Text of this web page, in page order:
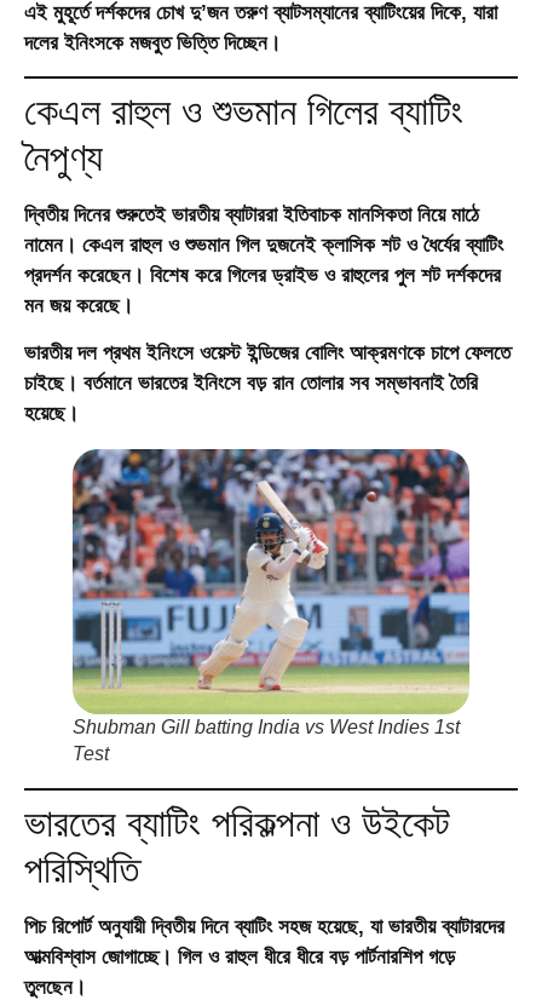
এই মুহূর্তে দর্শকদের চোখ দু’জন তরুণ ব্যাটসম্যানের ব্যাটিংয়ের দিকে, যারা
দলের ইনিংসকে মজবুত ভিত্তি দিচ্ছেন।
কেএল রাহুল ও শুভমান গিলের ব্যাটিং
নৈপুণ্য
দ্বিতীয় দিনের শুরুতেই ভারতীয় ব্যাটাররা ইতিবাচক মানসিকতা নিয়ে মাঠে
নামেন। কেএল রাহুল ও শুভমান গিল দুজনেইক্লাসিক শট ও ধৈর্যের ব্যাটিং
প্রদর্শন করেছেন। বিশেষ করে গিলের ড্রাইভ ও রাহুলের পুল শট দর্শকদের
মন জয় করেছে।
ভারতীয় দল প্রথম ইনিংসে ওয়েস্ট ইন্ডিজের বোলিং আক্রমণকে চাপে ফেলতে
চাইছে। বর্তমানে ভারতের ইনিংসে বড় রান তোলার সব সম্ভাবনাই তৈরি
হয়েছে।
Shubman Gill batting India vs West Indies 1st
Test
ভারতের ব্যাটিং পরিকল্পনা ও উইকেট
পরিস্থিতি
পিচ রিপোর্ট অনুযায়ী দ্বিতীয় দিনে ব্যাটিং সহজ হয়েছে, যা ভারতীয় ব্যাটারদের
আত্মবিশ্বাস জোগাচ্ছে। গিল ও রাহুল ধীরে ধীরে বড় পার্টনারশিপ গড়ে
তুলছেন।